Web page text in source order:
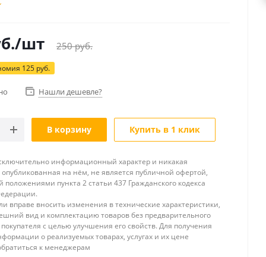
/шт 250руб.
125 руб.
Нашли дешевле?
В корзину Купить в 1 клик
информационный характер и никакая
на нём, не является публичной офертой,
положениями пункта 2 статьи 437 Гражданского кодекса
вправе вносить изменения в технические характеристики,
вид и комплектацию товаров без предварительного
с целью улучшения его свойств. Для получения
о реализуемых товарах, услугах и их цене
к менеджерам